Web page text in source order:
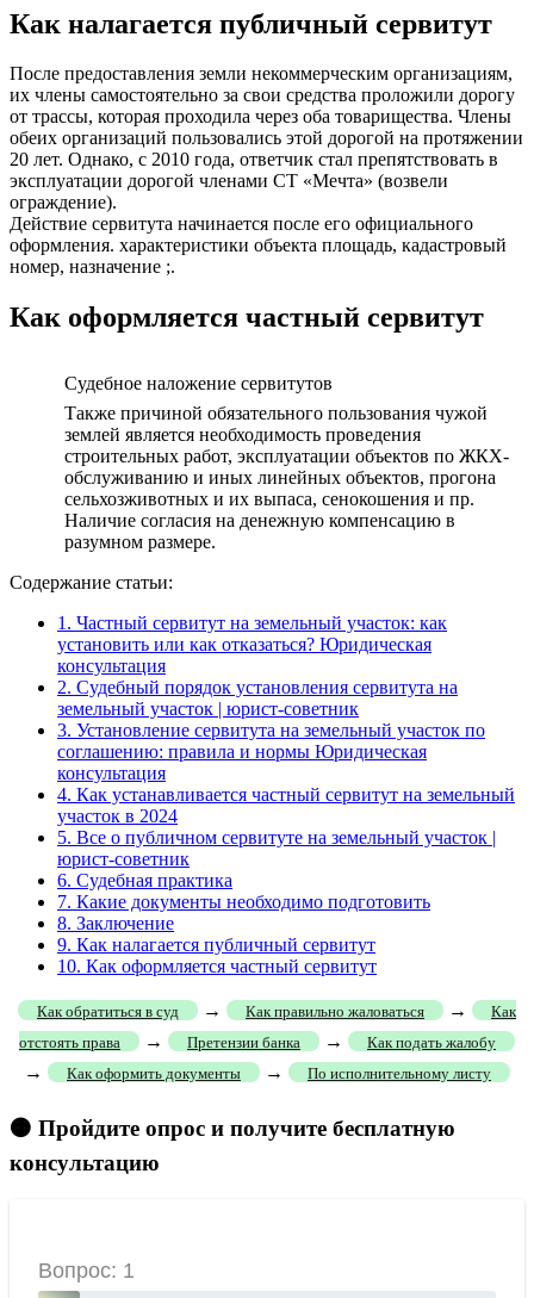
Как налагается публичный сервитут
После предоставления земли некоммерческим организациям,
их члены самостоятельно за свои средства проложили дорогу
от трассы, которая проходила через оба товарищества. Члены
обеих организаций пользовались этой дорогой на протяжении
20 лет. Однако, с 2010 года, ответчик стал препятствовать в
эксплуатации дорогой членами СТ «Мечта» (возвели
ограждение).
Действие сервитута начинается после его официального
оформления. характеристики объекта площадь, кадастровый
номер, назначение ;.
Как оформляется частный сервитут
Судебное наложение сервитутов
Также причиной обязательного пользования чужой
землей является необходимость проведения
строительных работ, эксплуатации объектов по ЖКХ-
обслуживанию и иных линейных объектов, прогона
сельхозживотных и их выпаса, сенокошения и пр.
Наличие согласия на денежную компенсацию в
разумном размере.
Содержание статьи:
1. Частный сервитут на земельный участок: как
установить или как отказаться? Юридическая
консультация
2. Судебный порядок установления сервитута на
земельный участок | юрист-советник
3. Установление сервитута на земельный участок по
соглашению: правила и нормы Юридическая
консультация
4. Как устанавливается частный сервитут на земельный
участок в 2024
5. Все о публичном сервитуте на земельный участок |
юрист-советник
6. Судебная практика
7. Какие документы необходимо подготовить
8. Заключение
9. Как налагается публичный сервитут
10. Как оформляется частный сервитут
Как обратиться в суд → Как правильно жаловаться →
Как
отстоять права
→ Претензии банка → Как подать жалобу
→ Как оформить документы → По исполнительному листу
🟠 Пройдите опрос и получите бесплатную
консультацию